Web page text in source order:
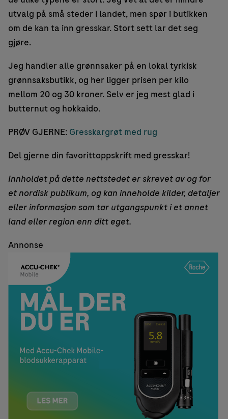
utvalg på små steder i landet, men spør i butikken
om de kan ta inn gresskar. Stort sett lar det seg
gjøre.
Jeg handler alle grønnsaker på en lokal tyrkisk
grønnsaksbutikk, og her ligger prisen per kilo
mellom 20 og 30 kroner. Selv er jeg mest glad i
butternut og hokkaido.
PRØV GJERNE: Gresskargrøt med rug
Del gjerne din favorittoppskrift med gresskar!
Innholdet på dette nettstedet er skrevet av og for
et nordisk publikum, og kan inneholde kilder, detaljer
eller informasjon som tar utgangspunkt i et annet
land eller region enn ditt eget.
Annonse